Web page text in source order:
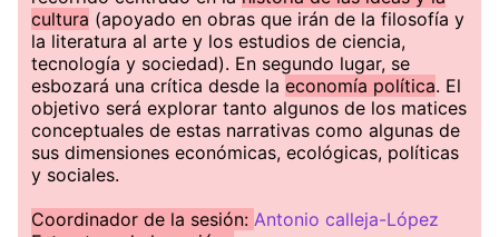
cultura (apoyado en obras que irán de la filosofía y
la literatura al arte y los estudios de ciencia,
tecnología y sociedad). En segundo lugar, se
esbozará una crítica desde la economía política. El
objetivo será explorar tanto algunos de los matices
conceptuales de estas narrativas como algunas de
sus dimensiones económicas, ecológicas, políticas
y sociales.
Coordinador de la sesión: Antonio calleja-López